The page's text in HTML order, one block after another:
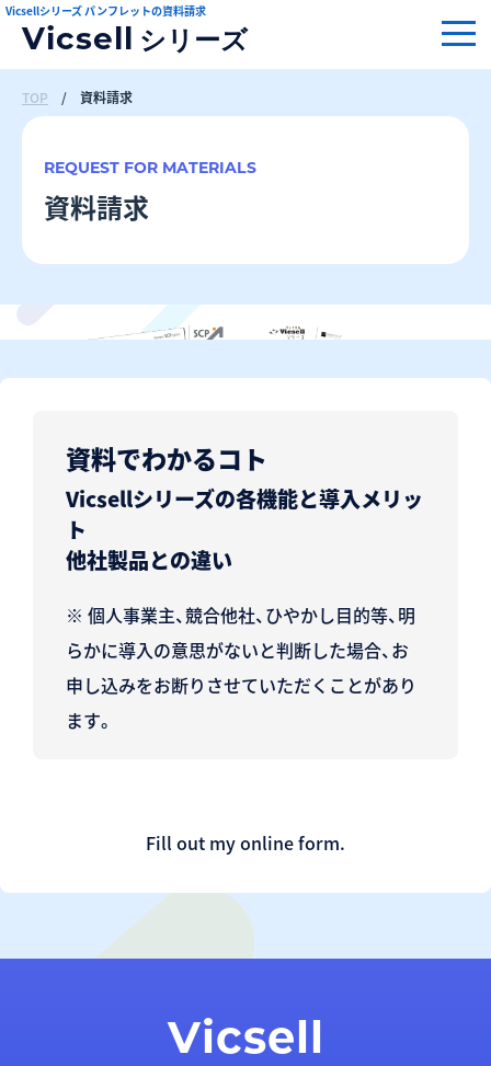
Vicsell シリーズ
Vicsellシリーズ パンフレットの資料請求
TOP / 資料請求
REQUEST FOR MATERIALS
資料請求
資料でわかるコト
Vicsellシリーズの各機能と導入メリッ
ト
他社製品との違い
※ 個人事業主、競合他社、ひやかし目的等、明
らかに導入の意思がないと判断した場合、お
申し込みをお断りさせていただくことがあり
ます。
Fill out myonline form.
Vicsell